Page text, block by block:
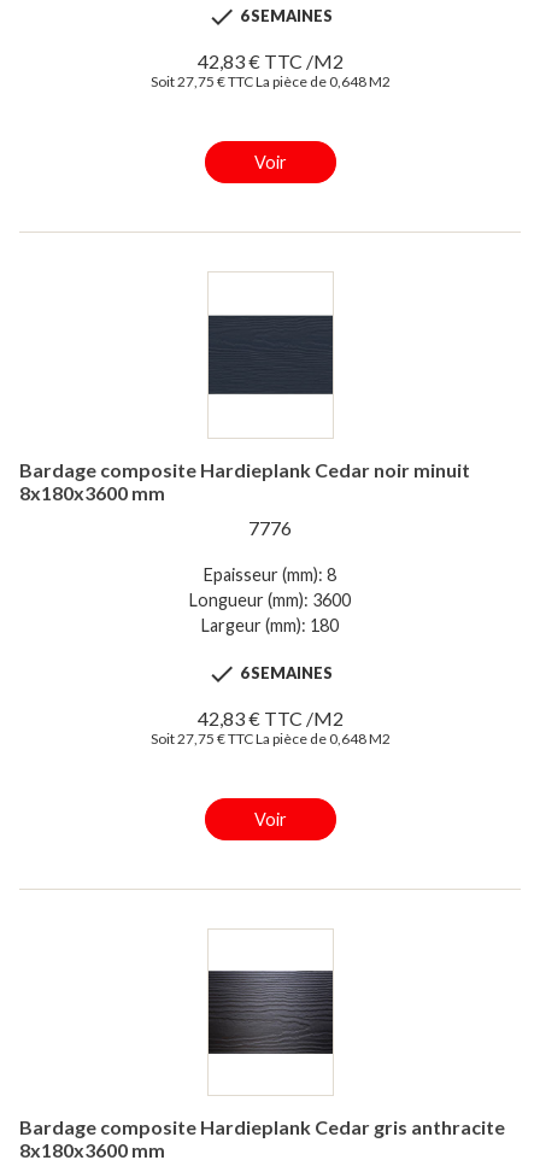
 6 SEMAINES
42,83 € TTC /M2
Soit 27,75 € TTC La pièce de 0,648 M2
Voir
Bardage composite Hardieplank Cedar noir minuit
8x180x3600 mm
7776
Epaisseur (mm): 8
Longueur (mm): 3600
Largeur (mm): 180
 6 SEMAINES
42,83 € TTC /M2
Soit 27,75 € TTC La pièce de 0,648 M2
Voir
Bardage composite Hardieplank Cedar gris anthracite
8x180x3600 mm